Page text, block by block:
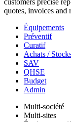
quotes, invoices and
Équipements
Préventif
Curatif
Achats /
SAV
QHSE
Budget
Admin
Multi-société
Multi-sites